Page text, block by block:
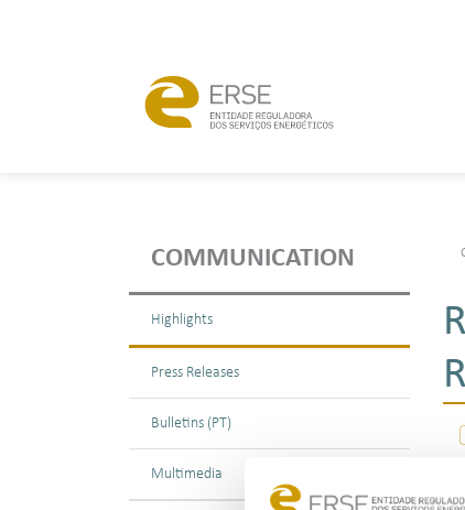
COMMUNICATION
Highlights
Press Releases
Bulletins (PT)
Multimedia